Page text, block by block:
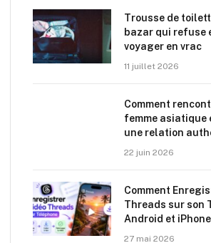
Trousse de
bazar qui refuse
voyager en vrac
11 juillet 2026
Comment
femme asiatique
une relation
22 juin 2026
Comment
Threads sur son
Android et iPhone
27 mai 2026